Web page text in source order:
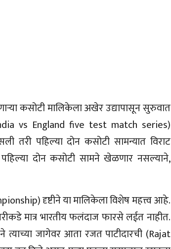
कसोटी मालिकेला अखेर उद्यापासून सुरुवात
vs England five test match series)
तरी पहिल्या दोन कसोटी सामन्यात विराट
दोन कसोटी सामने खेळणार नसल्याने,
दृष्टीने या मालिकेला विशेष महत्त्व आहे.
मात्र भारतीय फलंदाज फारसे लईत नाहीत.
त्याच्या जागेवर आता रजत पाटीदारची (Rajat